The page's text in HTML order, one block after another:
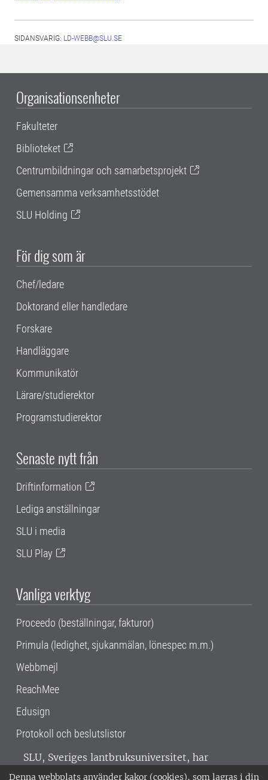
Denna webbplats använder kakor (cookies), som lagras i din
SIDANSVARIG: LD-WEBB@SLU.SE
Organisationsenheter
Fakulteter
Biblioteket
Centrumbildningar och samarbetsprojekt
Gemensamma verksamhetsstödet
SLU Holding
För dig som är
Chef/ledare
Doktorand eller handledare
Forskare
Handläggare
Kommunikatör
Lärare/studierektor
Programstudierektor
Senaste nytt från
Driftinformation
Lediga anställningar
SLU i media
SLU Play
Vanliga verktyg
Proceedo (beställningar, fakturor)
Primula (ledighet, sjukanmälan, lönespec m.m.)
Webbmejl
ReachMee
Edusign
Protokoll och beslutslistor
SLU, Sveriges lantbruksuniversitet, har
verksamhet över hela Sverige. Huvudorter är